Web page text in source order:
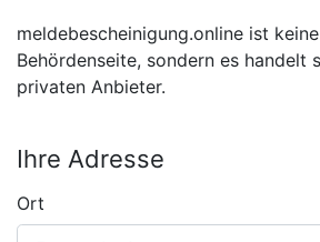
meldebescheinigung.online ist
Behördenseite, sondern es handelt
privaten Anbieter.
Ihre Adresse
Ort